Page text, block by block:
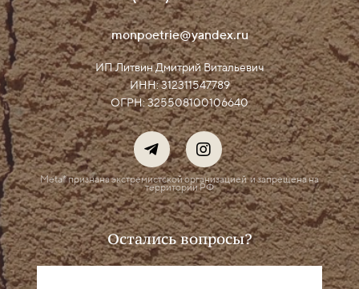
monpoetrie@yandex.ru
ИП Литвин Дмитрий Витальевич
ИНН: 312311547789
ОГРН: 325508100106640
Meta* признана экстремистской организациейи запрещена на
территории РФ
Остались вопросы?